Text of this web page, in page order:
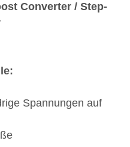
Converter / Step-
Spannungen auf